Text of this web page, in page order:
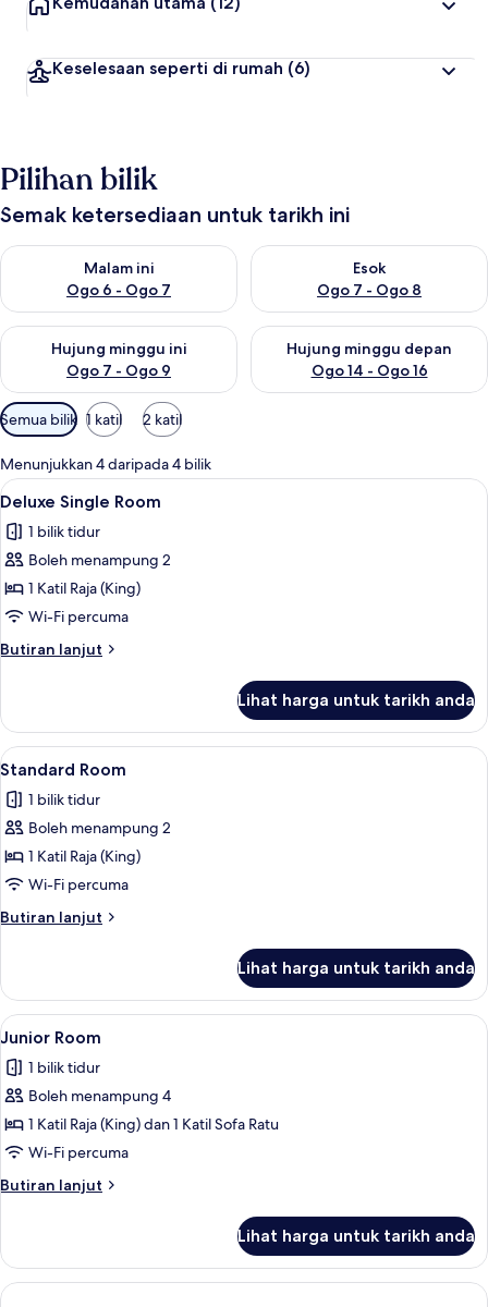
Keselesaan seperti di rumah (6)
Pilihan bilik
Semak ketersediaan untuk tarikh ini
Malam ini
Ogo 6 - Ogo 7
Semak ketersediaan untuk malam ini Ogo 6 - Ogo 7
Esok
Ogo 7 - Ogo 8
Semak ketersediaan untuk
Hujung minggu ini
Ogo 7 - Ogo 9
Semak ketersediaan untuk hujung minggu ini Ogo 7 - Ogo 9
Hujung minggu depan
Ogo 14 - Ogo 16
Semak ketersediaan untuk
Penapis
yang
tersedia
untuk
bilik
Semua bilik 1 katil 2 katil
Menunjukkan 4 daripada 4 bilik
Lihat
semua
foto
untuk
Deluxe
Single
Room
Deluxe Single Room | Peralatan
4
Deluxe Single Room
1 bilik tidur
Boleh menampung 2
1 Katil Raja (King)
Wi-Fi percuma
Butiran lanjut
Butiran
Single
Room
Lihat harga untuk tarikh anda
Lihat
semua
foto
untuk
Standard
Room
Standard Room | Peralatan tempat
7
Standard Room
1 bilik tidur
Boleh menampung 2
1 Katil Raja (King)
Wi-Fi percuma
Butiran lanjut
Butiran
Room
Lihat harga untuk tarikh anda
Lihat
semua
foto
untuk
Junior
Room
Junior Room | Peralatan tempat
8
Junior Room
1 bilik tidur
Boleh menampung 4
1 Katil Raja (King) dan 1 Katil Sofa Ratu
Wi-Fi percuma
Butiran lanjut
Butiran
Room
Lihat harga untuk tarikh anda